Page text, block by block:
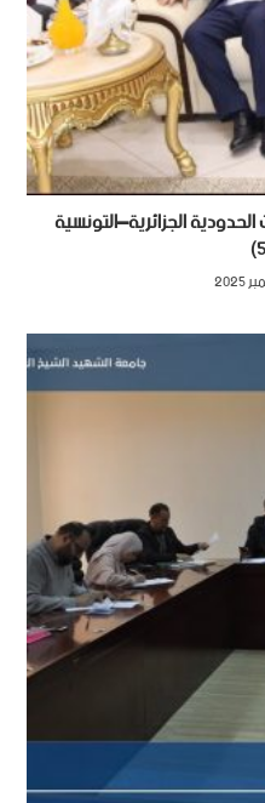
الجزائرية–التونسية